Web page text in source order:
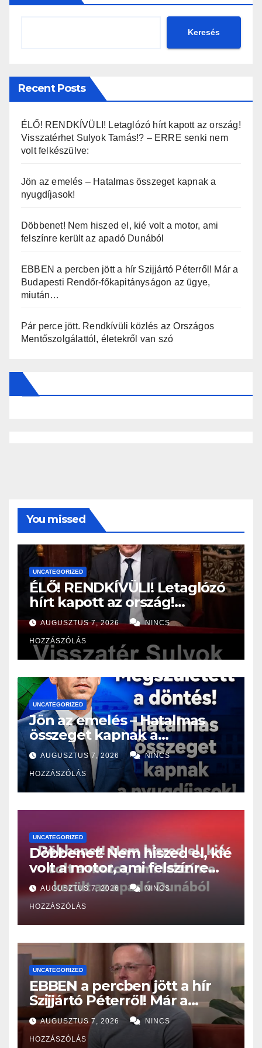
Keresés
Recent Posts
ÉLŐ! RENDKÍVÜLI! Letaglózó hírt kapott az ország!
Visszatérhet Sulyok Tamás!? – ERRE senki nem
volt felkészülve:
Jön az emelés – Hatalmas összeget kapnak a
nyugdíjasok!
Döbbenet! Nem hiszed el, kié volt a motor, ami
felszínre került az apadó Dunából
EBBEN a percben jött a hír Szijjártó Péterről! Már a
Budapesti Rendőr-főkapitányságon az ügye,
miután…
Pár perce jött. Rendkívüli közlés az Országos
Mentőszolgálattól, életekről van szó
You missed
UNCATEGORIZED
ÉLŐ! RENDKÍVÜLI! Letaglózó
hírt kapott az ország!
Visszatérhet Sulyok Tamás!?
– ERRE senki nem volt
felkészülve:
AUGUSZTUS 7, 2026 NINCS
HOZZÁSZÓLÁS
UNCATEGORIZED
Jön az emelés – Hatalmas
összeget kapnak a
nyugdíjasok!
AUGUSZTUS 7, 2026 NINCS
HOZZÁSZÓLÁS
UNCATEGORIZED
Döbbenet! Nem hiszed el, kié
volt a motor, ami felszínre
került az apadó Dunából
AUGUSZTUS 7, 2026 NINCS
HOZZÁSZÓLÁS
UNCATEGORIZED
EBBEN a percben jött a hír
Szijjártó Péterről! Már a
Budapesti Rendőr-
főkapitányságon az ügye,
miután…
AUGUSZTUS 7, 2026 NINCS
HOZZÁSZÓLÁS